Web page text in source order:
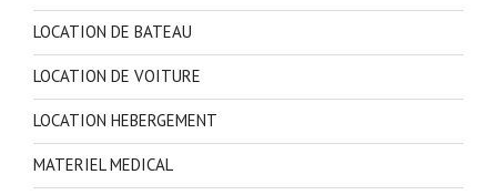
LOCATION DE BATEAU
LOCATION DE VOITURE
LOCATION HEBERGEMENT
MATERIEL MEDICAL